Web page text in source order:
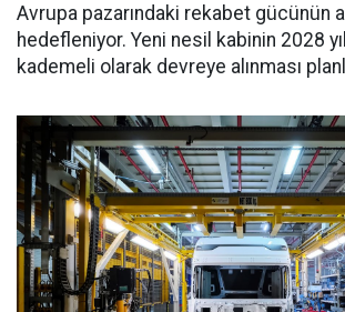
Avrupa pazarındaki rekabet gücünün
hedefleniyor. Yeni nesil kabinin 2028
kademeli olarak devreye alınması